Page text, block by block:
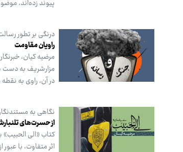
پیوند زده‌اند،
درنگی بر تطور
راویان مقاومت
مرضیه کیان،
مزارشریف به دست
در آن، راوی به
نگاهی به
از حسرت‌های
کتاب «الی
اثر متفاوت، با